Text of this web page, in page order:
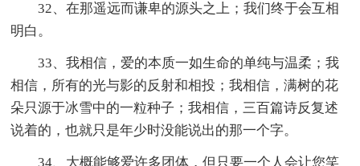
32、在那遥远而谦卑的源头之上；我们终于会互相
明白。
33、我相信，爱的本质一如生命的单纯与温柔；我
相信，所有的光与影的反射和相投；我相信，满树的花
朵只源于冰雪中的一粒种子；我相信，三百篇诗反复述
说着的，也就只是年少时没能说出的那一个字。
34、大概能够爱许多团体，但只要一个人会让您笑